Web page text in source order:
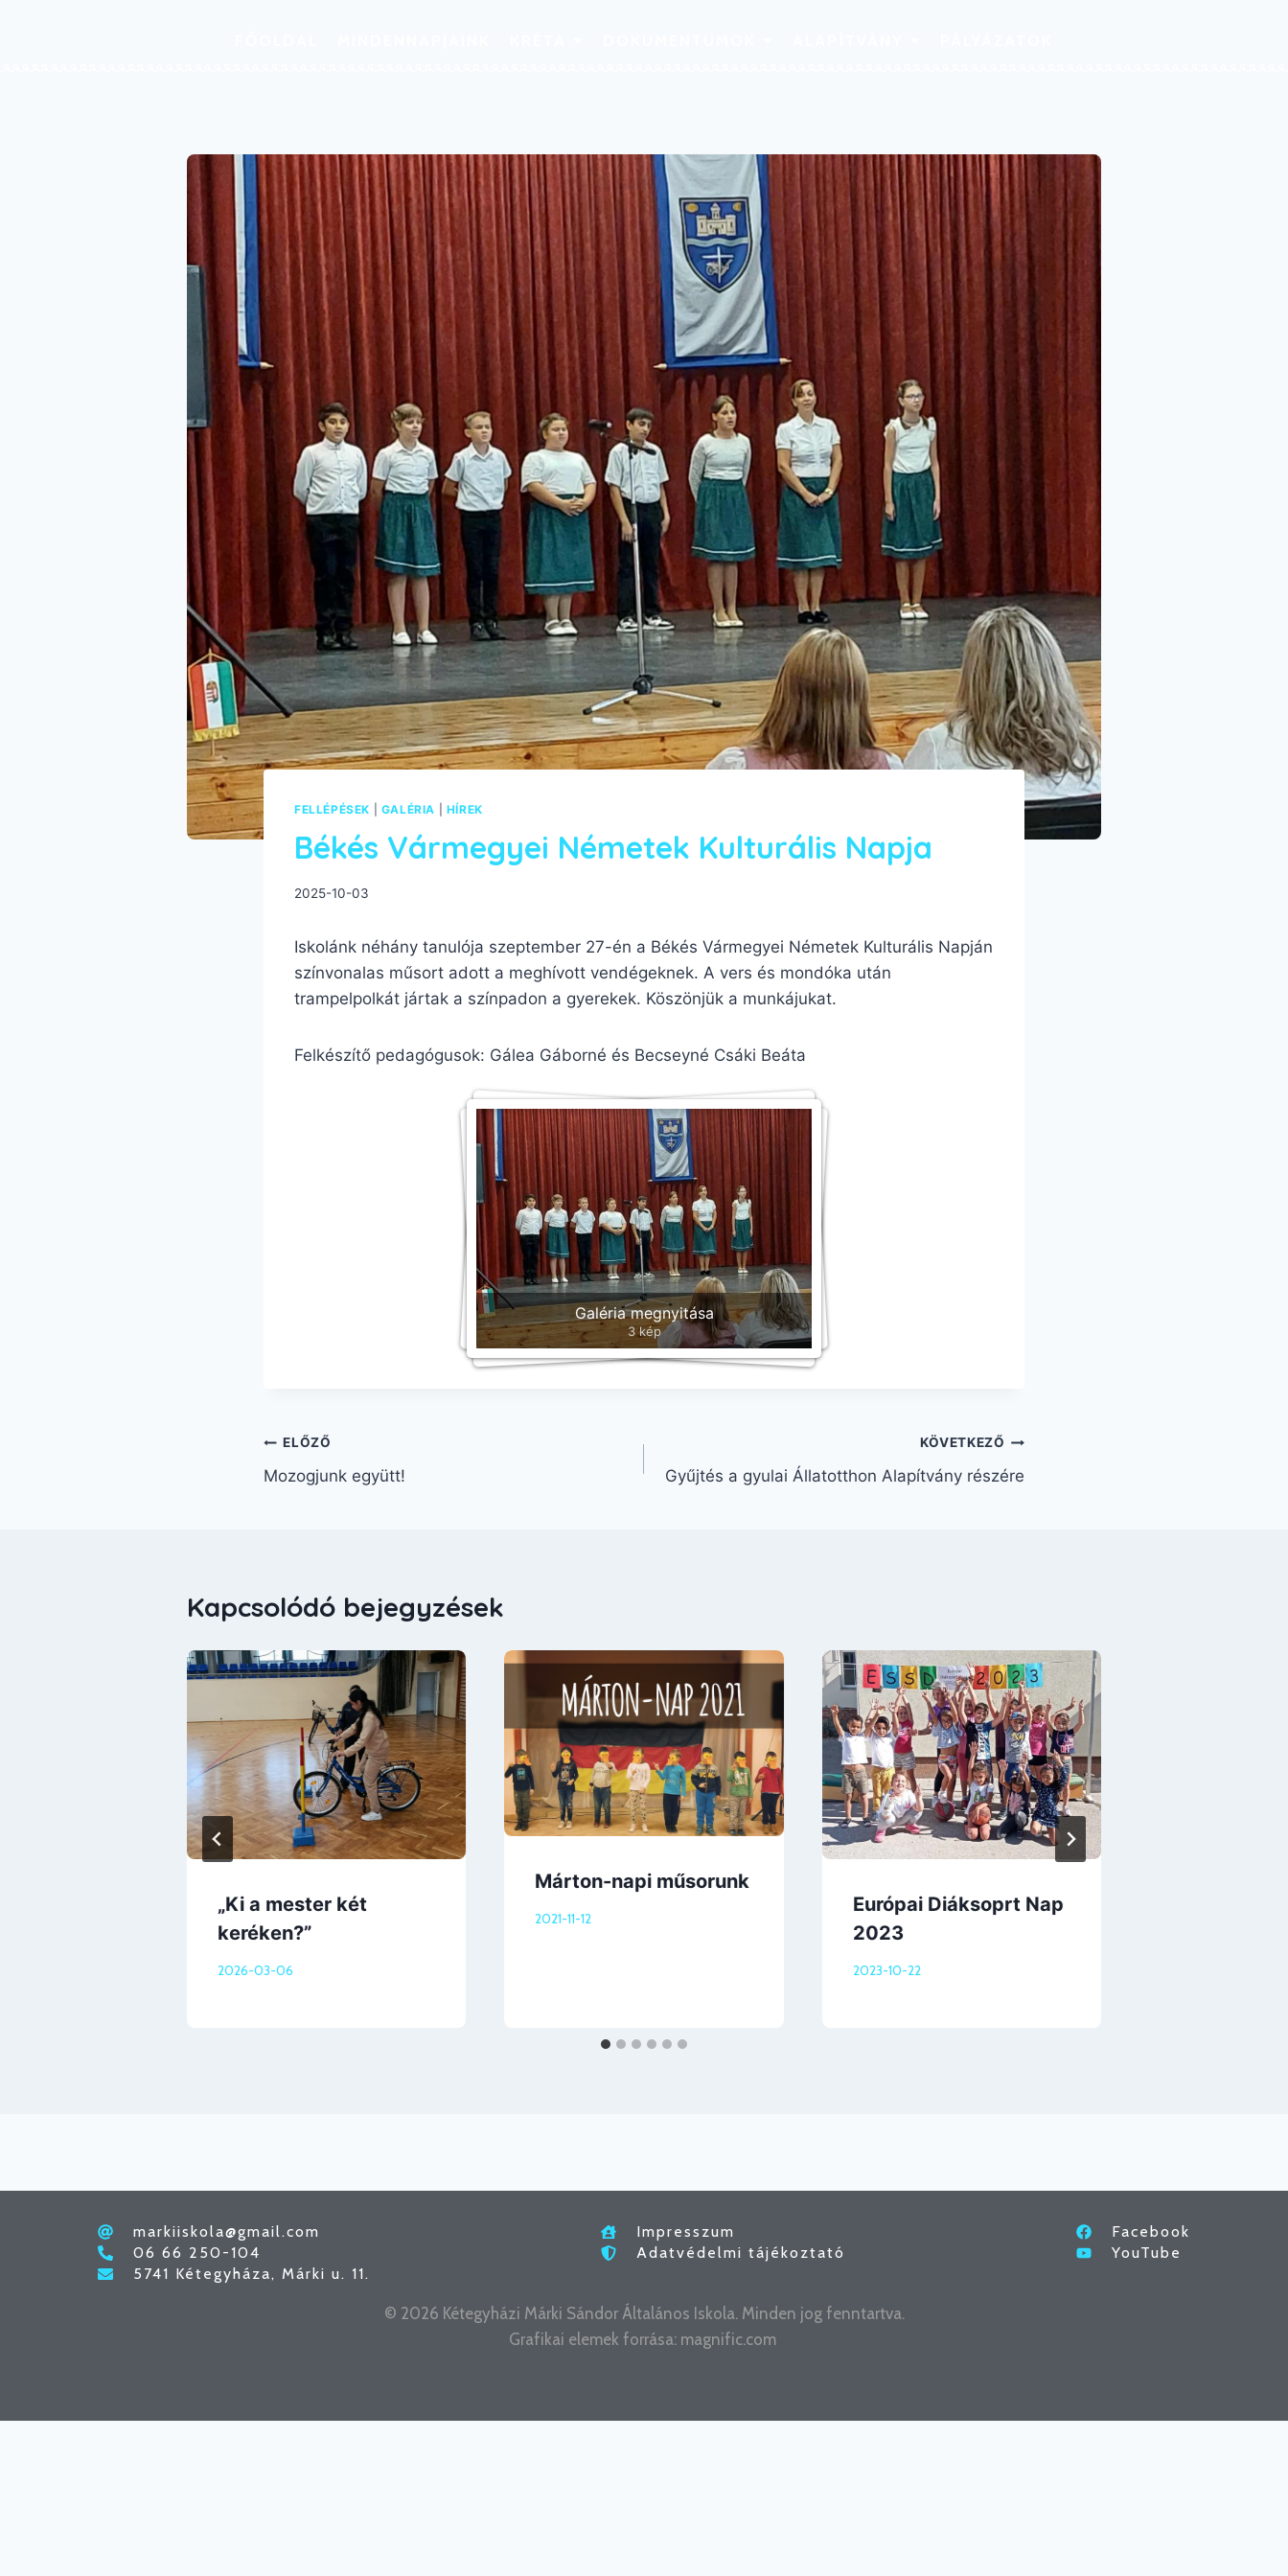
FELLÉPÉSEK GALÉRIA HÍREK
Békés Vármegyei Németek Kulturális Napja
2025-10-03
Iskolánk néhány tanulója szeptember 27-én a Békés Vármegyei Németek Kulturális Napján
színvonalas műsort adott a meghívott vendégeknek. A vers és mondóka után
trampelpolkát jártak a színpadon a gyerekek. Köszönjük a munkájukat.
Felkészítő pedagógusok: Gálea Gáborné és Becseyné Csáki Beáta
Galéria megnyitása
3 kép
ELŐZŐ
Mozogjunk együtt!
KÖVETKEZŐ
Gyűjtés a gyulai Állatotthon Alapítvány részére
Kapcsolódó bejegyzések
„Ki a mester két
keréken?”
2026-03-06
Márton-napi műsorunk
2021-11-12
Európai Diáksoprt Nap
2023
2023-10-22
markiiskola@gmail.com
06 66 250-104
5741 Kétegyháza, Márki u. 11.
Impresszum
Adatvédelmi tájékoztató
Facebook
YouTube
© 2026 Kétegyházi Márki Sándor Általános Iskola. Minden jog fenntartva.
Grafikai elemek forrása: magnific.com